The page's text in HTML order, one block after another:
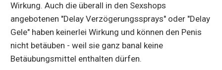
Wirkung. Auch die überall in den Sexshops
angebotenen "Delay Verzögerungssprays" oder "Delay
Gele" haben keinerlei Wirkung und können den Penis
nicht betäuben - weil sie ganz banal keine
Betäubungsmittel enthalten dürfen.